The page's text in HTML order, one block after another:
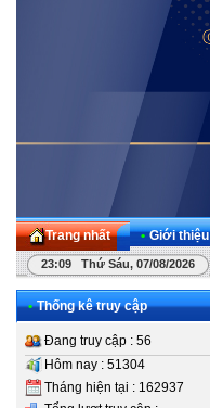
Trang nhất • Giới thiệu
23:09 Thứ Sáu, 07/08/2026
• Thống kê truy cập
Đang truy cập : 56
Hôm nay : 51304
Tháng hiện tại : 162937